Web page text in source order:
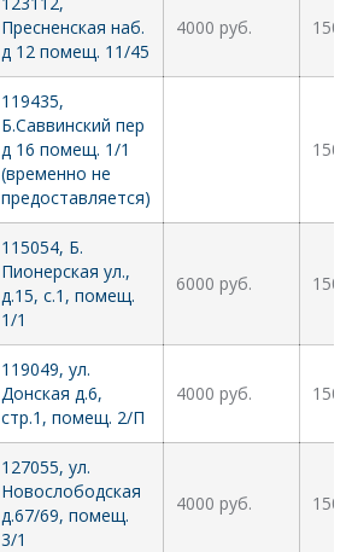
Пресненская наб.
д 12 помещ. 11/45
4000 руб.
119435,
Б.Саввинский пер
д 16 помещ. 1/1
(временно не
предоставляется)
115054, Б.
Пионерская ул.,
д.15, с.1, помещ.
1/1
6000 руб.
119049, ул.
Донская д.6,
стр.1, помещ. 2/П
4000 руб.
127055, ул.
Новослободская
д.67/69, помещ.
3/1
4000 руб.